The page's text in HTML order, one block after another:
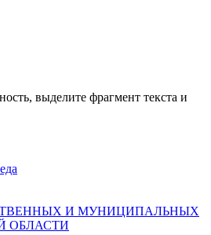
выделите фрагмент текста и